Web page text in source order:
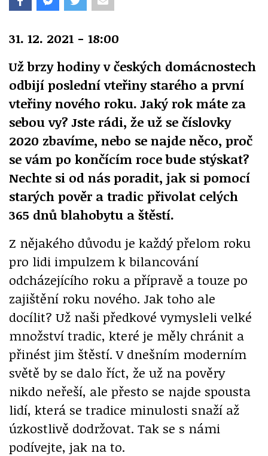
31. 12. 2021 - 18:00
Už brzy hodiny v českých domácnostech
odbijí poslední vteřiny starého a první
vteřiny nového roku. Jaký rok máte za
sebou vy? Jste rádi, že už se číslovky
2020 zbavíme, nebo se najde něco, proč
se vám po končícím roce bude stýskat?
Nechte si od nás poradit, jak si pomocí
starých pověr a tradic přivolat celých
365 dnů blahobytu a štěstí.
Z nějakého důvodu je každý přelom roku
pro lidi impulzem k bilancování
odcházejícího roku a přípravě a touze po
zajištění roku nového. Jak toho ale
docílit? Už naši předkové vymysleli velké
množství tradic, které je měly chránit a
přinést jim štěstí. V dnešním moderním
světě by se dalo říct, že už na pověry
nikdo neřeší, ale přesto se najde spousta
lidí, která se tradice minulosti snaží až
úzkostlivě dodržovat. Tak se s námi
podívejte, jak na to.